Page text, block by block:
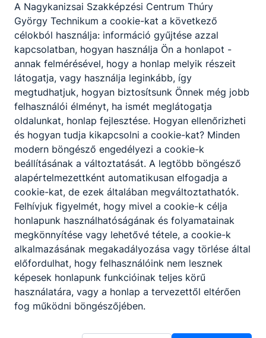
megjelenítésére nem
alkalmas
zsebszámológép,
körző, vonalzó,
szögmérő
Történelem
(közép, emelt)
középiskolai
történelmi atlasz
helyesírási szótár
vizsgázó hozza
iskola/
3 darab
Élő idegen
nyelv (angol,
német) (közép,
emelt)
nyomtatott szótár
csak az
íráskészséghez
CD-lejátszó a hallott
szöveg értéséhez
vizsgázó hozza
iskola/
Biológia
szöveges adatok
tárolására és
megjelenítésére nem
A Nagykanizsai Szakképzési Centrum Thúry
György Technikum a cookie-kat a következő
célokból használja: információ gyűjtése azzal
kapcsolatban, hogyan használja Ön a honlapot -
annak felmérésével, hogy a honlap melyik részeit
látogatja, vagy használja leginkább, így
megtudhatjuk, hogyan biztosítsunk Önnek még jobb
felhasználói élményt, ha ismét meglátogatja
oldalunkat, honlap fejlesztése. Hogyan ellenőrizheti
és hogyan tudja kikapcsolni a cookie-kat? Minden
modern böngésző engedélyezi a cookie-k
beállításának a változtatását. A legtöbb böngésző
alapértelmezettként automatikusan elfogadja a
cookie-kat, de ezek általában megváltoztathatók.
Felhívjuk figyelmét, hogy mivel a cookie-k célja
honlapunk használhatóságának és folyamatainak
megkönnyítése vagy lehetővé tétele, a cookie-k
alkalmazásának megakadályozása vagy törlése által
előfordulhat, hogy felhasználóink nem lesznek
képesek honlapunk funkcióinak teljes körű
használatára, vagy a honlap a tervezettől eltérően
fog működni böngészőjében.